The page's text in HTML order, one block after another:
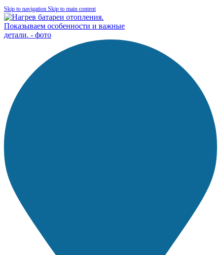
Skip to navigation Skip to main content